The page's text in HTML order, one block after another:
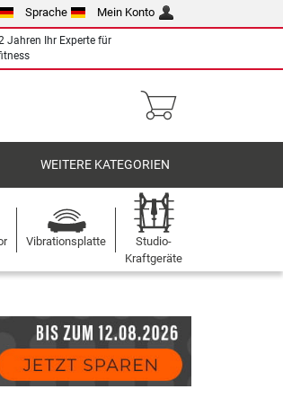
Sprache Mein Konto
Jahren Ihr Experte für
WEITERE KATEGORIEN
Vibrationsplatte
Studio-
Kraftgeräte